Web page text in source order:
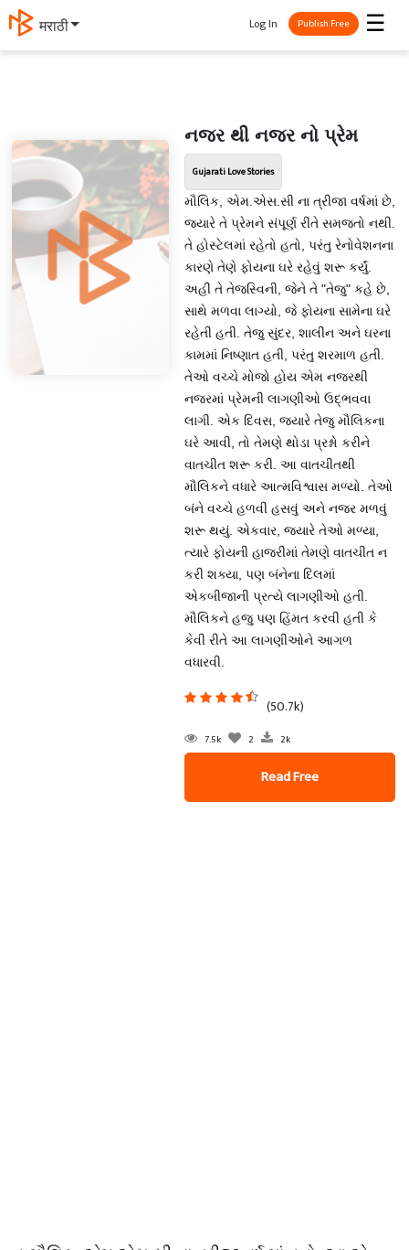
मराठी ☰
Log In Publish Free
નજર થી નજર નો પ્રેમ
Gujarati Love Stories
મૌલિક, એમ.એસ.સી ના ત્રીજા વર્ષમાં છે,
જ્યારે તે પ્રેમને સંપૂર્ણ રીતે સમજતો નથી.
તે હોસ્ટેલમાં રહેતો હતો, પરંતુ રેનોવેશનના
કારણે તેણે ફોયના ઘરે રહેવું શરૂ કર્યું.
અહીં તે તેજસ્વિની, જેને તે "તેજુ" કહે છે,
સાથે મળવા લાગ્યો, જે ફોયના સામેના ઘરે
રહેતી હતી. તેજુ સુંદર, શાલીન અને ઘરના
કામમાં નિષ્ણાત હતી, પરંતુ શરમાળ હતી.
તેઓ વચ્ચે મોજો હોય એમ નજરથી
નજરમાં પ્રેમની લાગણીઓ ઉદ્ભવવા
લાગી. એક દિવસ, જ્યારે તેજુ મૌલિકના
ઘરે આવી, તો તેમણે થોડા પ્રશ્નો કરીને
વાતચીત શરૂ કરી. આ વાતચીતથી
મૌલિકને વધારે આત્મવિશ્વાસ મળ્યો. તેઓ
બંને વચ્ચે હળવી હસવું અને નજર મળવું
શરૂ થયું. એકવાર, જ્યારે તેઓ મળ્યા,
ત્યારે ફોયની હાજરીમાં તેમણે વાતચીત ન
કરી શક્યા, પણ બંનેના દિલમાં
એકબીજાની પ્રત્યે લાગણીઓ હતી.
મૌલિકને હજુ પણ હિંમત કરવી હતી કે
કેવી રીતે આ લાગણીઓને આગળ
વધારવી.
(50.7k)
7.5k 2 2k
Read Free